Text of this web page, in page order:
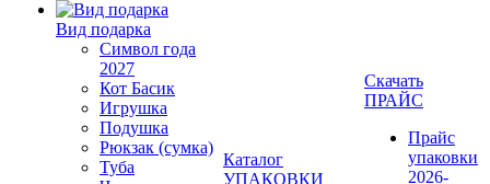
Вид подарка
Символ года
2027
Кот Басик
Игрушка
Подушка
Рюкзак (сумка)
Туба
Каталог
УПАКОВКИ
Скачать
ПРАЙС
Прайс
упаковки
2026-